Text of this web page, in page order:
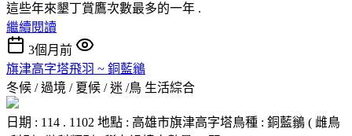
這些年來墾丁賞鷹次數最多的一年 .
繼續閱讀
3個月前
旗津高字塔飛羽 ~ 銅藍鶲
冬候 / 過境 / 夏候 / 迷 /鳥 生活綜合
日期 : 114 . 1102 地點 : 高雄市旗津高字塔鳥種 : 銅藍鶲 ( 雌鳥